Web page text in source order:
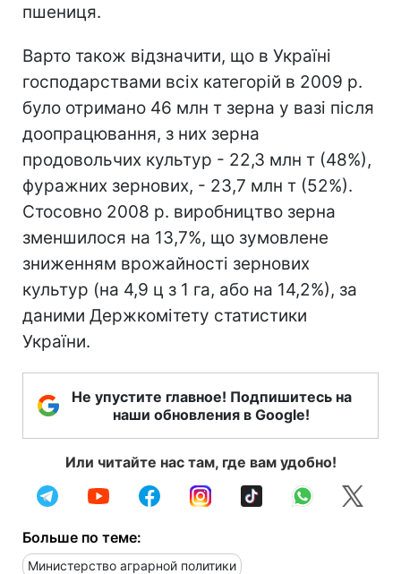
пшениця.
Варто також відзначити, що в Україні
господарствами всіх категорій в 2009 р.
було отримано 46 млн т зерна у вазі після
доопрацювання, з них зерна
продовольчих культур - 22,3 млн т (48%),
фуражних зернових, - 23,7 млн т (52%).
Стосовно 2008 р. виробництво зерна
зменшилося на 13,7%, що зумовлене
зниженням врожайності зернових
культур (на 4,9 ц з 1 га, або на 14,2%), за
даними Держкомітету статистики
України.
Не упустите главное! Подпишитесь на
наши обновления в Google!
Или читайте нас там, где вам удобно!
Больше по теме:
Министерство аграрной политики